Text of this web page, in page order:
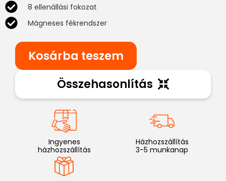
8 ellenállási fokozat
Mágneses fékrendszer
Kosárba teszem
Összehasonlítás
Ingyenes
házhozszállítás
Házhozszállítás
3-5 munkanap